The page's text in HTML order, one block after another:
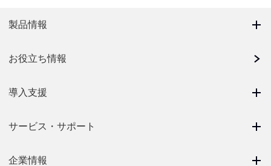
製品情報
お役立ち情報
導入支援
サービス・サポート
企業情報